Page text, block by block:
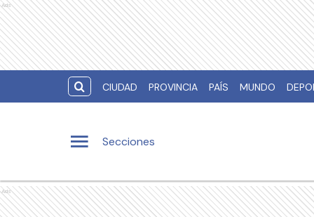
Ads
CIUDAD PROVINCIA PAÍS MUNDO
Secciones
Ads